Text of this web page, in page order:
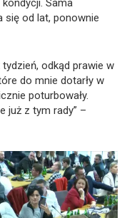
Sama
się od lat, ponownie
tydzień, odkąd prawie w
do mnie dotarły w
poturbowały.
już z tym rady” –